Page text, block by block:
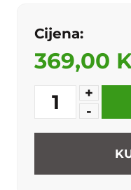
Cijena:
369,00
1
+
-